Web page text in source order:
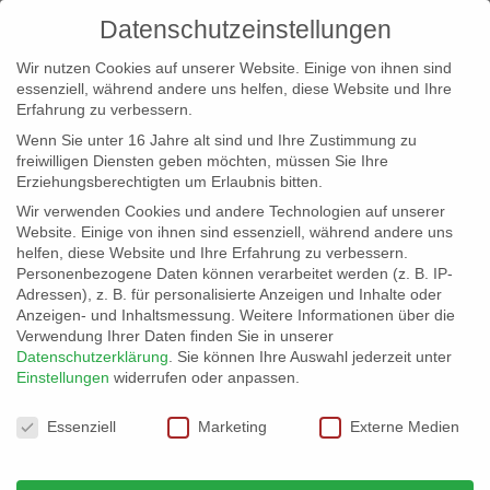
info@erfolgreich-events.de
+4940 46 777 230
Datenschutzeinstellungen
Wir nutzen Cookies auf unserer Website. Einige von ihnen sind
essenziell, während andere uns helfen, diese Website und Ihre
Erfahrung zu verbessern.
Wenn Sie unter 16 Jahre alt sind und Ihre Zustimmung zu
freiwilligen Diensten geben möchten, müssen Sie Ihre
Erziehungsberechtigten um Erlaubnis bitten.
Wir verwenden Cookies und andere Technologien auf unserer
Website. Einige von ihnen sind essenziell, während andere uns
helfen, diese Website und Ihre Erfahrung zu verbessern.
Personenbezogene Daten können verarbeitet werden (z. B. IP-
Adressen), z. B. für personalisierte Anzeigen und Inhalte oder
Anzeigen- und Inhaltsmessung. Weitere Informationen über die
Verwendung Ihrer Daten finden Sie in unserer
Datenschutzerklärung
Sie können Ihre Auswahl jederzeit unter
Einstellungen widerrufen oder anpassen.
Datenschutzeinstellungen
Essenziell Marketing Externe Medien